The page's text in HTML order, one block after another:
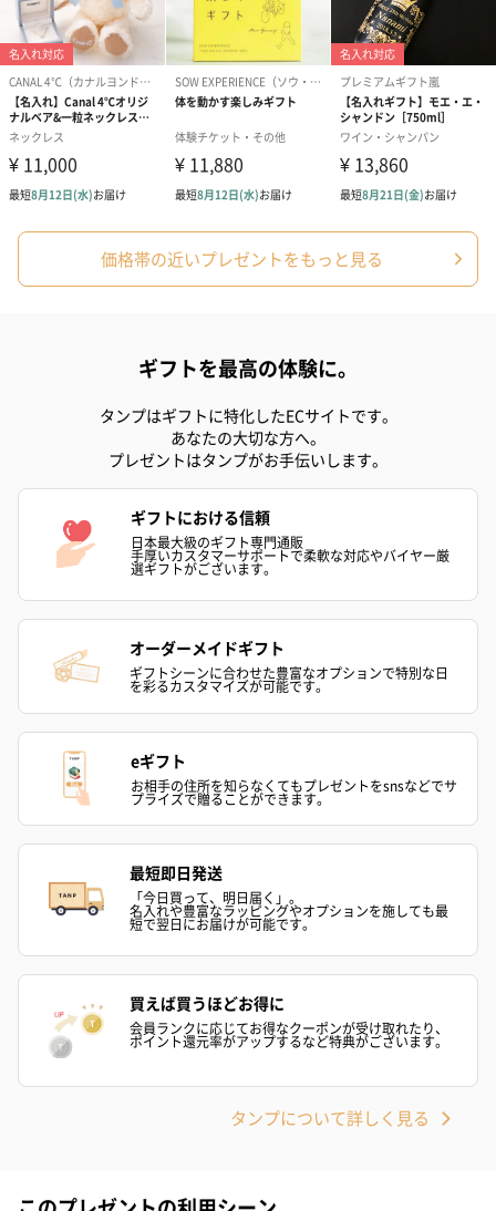
写真付きメッセージカ
ード（680円）
写真付きメッセージカ
ード（Thank you）ピ
ンク（680円）
【誕生日】
Birthday ホワ
刷なし）（
ラッピングを施してお届けいたします。
ゴールド（390円） ピンク（390円）
※のし下はご記入いただけません。
※カードのデザインは一部変更する場合があります。
結婚祝い（御結婚御
祝）（110円）
出産祝い（御出産御
祝）（110円）
内祝い_蝶結
（110円）
生花のブーケを同梱します。
も1日遅くなります。
価格帯の近いプレゼントをもっと見る
ギフトを最高の体験に。
タンプはギフトに特化したECサイトです。
あなたの大切な方へ。
プレゼントはタンプがお手伝いします。
ギフトにおける信頼
日本最大級のギフト専門通販
手厚いカスタマーサポートで柔軟な対応やバイヤー厳
選ギフトがございます。
オーダーメイドギフト
ギフトシーンに合わせた豊富なオプションで特別な日
を彩るカスタマイズが可能です。
eギフト
お相手の住所を知らなくてもプレゼントをsnsなどでサ
プライズで贈ることができます。
最短即日発送
「今日買って、明日届く」。
名入れや豊富なラッピングやオプションを施しても最
短で翌日にお届けが可能です。
買えば買うほどお得に
会員ランクに応じてお得なクーポンが受け取れたり、
ポイント還元率がアップするなど特典がございます。
タンプについて詳しく見る